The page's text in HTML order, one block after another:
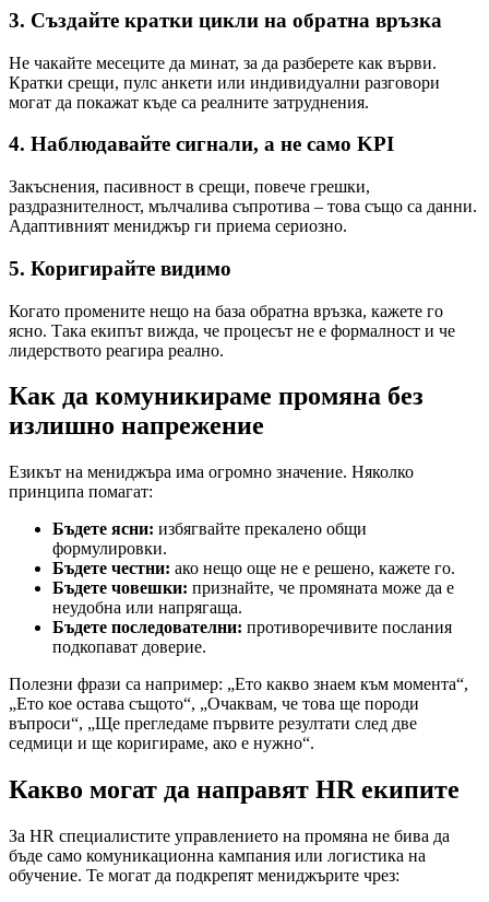
3. Създайте кратки цикли на обратна връзка
Не чакайте месеците да минат, за да разберете как върви.
Кратки срещи, пулс анкети или индивидуални разговори
могат да покажат къде са реалните затруднения.
4. Наблюдавайте сигнали, а не само KPI
Закъснения, пасивност в срещи, повече грешки,
раздразнителност, мълчалива съпротива – това също са данни.
Адаптивният мениджър ги приема сериозно.
5. Коригирайте видимо
Когато промените нещо на база обратна връзка, кажете го
ясно. Така екипът вижда, че процесът не е формалност и че
лидерството реагира реално.
Как да комуникираме промяна без
излишно напрежение
Езикът на мениджъра има огромно значение. Няколко
принципа помагат:
Бъдете ясни: избягвайте прекалено общи
формулировки.
Бъдете честни: ако нещо още не е решено, кажете го.
Бъдете човешки: признайте, че промяната може да е
неудобна или напрягаща.
Бъдете последователни: противоречивите послания
подкопават доверие.
Полезни фрази са например: „Ето какво знаем към момента“,
„Ето кое остава същото“, „Очаквам, че това ще породи
въпроси“, „Ще прегледаме първите резултати след две
седмици и ще коригираме, ако е нужно“.
Какво могат да направят HR екипите
За HR специалистите управлението на промяна не бива да
бъде само комуникационна кампания или логистика на
обучение. Те могат да подкрепят мениджърите чрез: